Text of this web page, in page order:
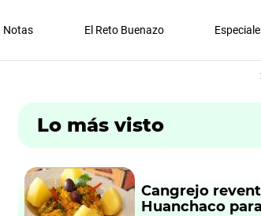
Notas El Reto Buenazo
Lo más visto
Cangrejo
Huanchaco